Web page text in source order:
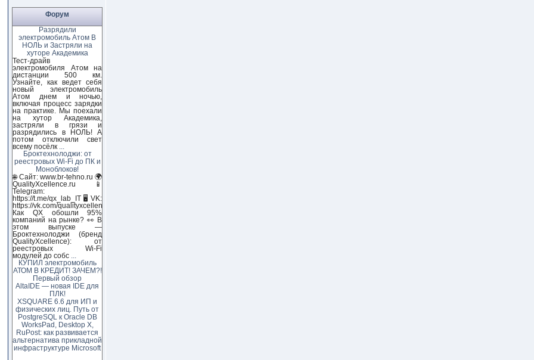
Форум
Разрядили
электромобиль Атом В
НОЛЬ и Застряли на
хуторе Академика
Тест-драйв
электромобиля Атом на
дистанции 500 км.
Узнайте, как ведет себя
новый электромобиль
Атом днем и ночью,
включая процесс зарядки
на практике. Мы поехали
на хутор Академика,
застряли в грязи и
разрядились в НОЛЬ! А
потом отключили свет
всему посёлк
Броктехнолоджи: от
реестровых Wi-Fi до ПК и
Моноблоков!
🌐 Сайт: www.br-tehno.ru 🌍
QualityXcellence.ru 📱
Telegram:
https://t.me/qx_lab_IT 🖥 VK:
https://vk.com/qualityxcellenc
Как QX обошли 95%
компаний на рынке? 👀 В
этом выпуске —
Броктехнолоджи (бренд
QualityXcellence): от
реестровых Wi-Fi
модулей до собс
КУПИЛ электромобиль
АТОМ В КРЕДИТ! ЗАЧЕМ?!
Первый обзор
AltaIDE — новая IDE для
ПЛК!
XSQUARE 6.6 для ИП и
физических лиц. Путь от
PostgreSQL к Oracle DB
WorksPad, Desktop X,
RuPost: как развивается
альтернатива прикладной
инфраструктуре Microsoft